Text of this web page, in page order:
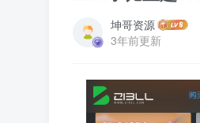
坤哥资源
3年前更新